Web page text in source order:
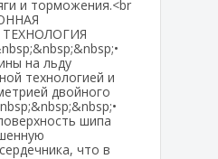
и торможения.<br
на льду
технологией и
двойного
шипа
что в